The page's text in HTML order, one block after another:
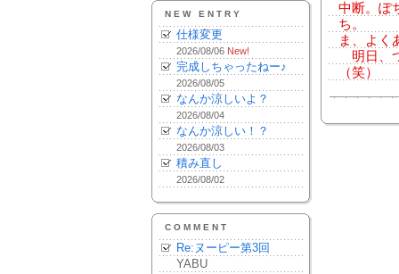
NEW ENTRY
仕様変更
2026/08/06 New!
完成しちゃったねー♪
2026/08/05
なんか涼しいよ？
2026/08/04
なんか涼しい！？
2026/08/03
積み直し
2026/08/02
COMMENT
Re:ヌーピー第3回
YABU
中断。ぽ
ち。
ま、よく
明日、
（笑）